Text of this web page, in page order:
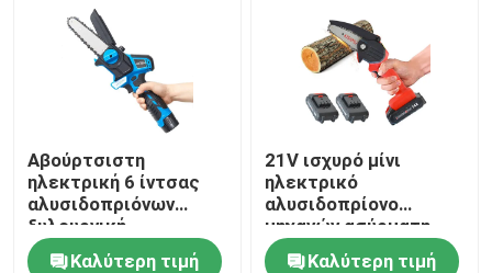
Αβούρτσιστη
ηλεκτρική 6 ίντσας
αλυσιδοπριόνων
ξυλουργική
μπαταριών λι ιονική
Καλύτερη τιμή
21V ισχυρό μίνι
ηλεκτρικό
αλυσιδοπρίονο
μηχανών ασύρματη
δύναμη 4 ίντσας
Καλύτερη τιμή